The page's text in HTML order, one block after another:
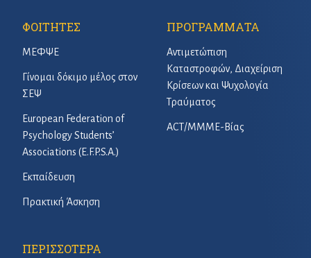
ΦΟΙΤΗΤΕΣ
ΜΕΦΨΕ
Γίνομαι δόκιμο μέλος στον
ΣΕΨ
European Federation of
Psychology Students’
Associations (E.F.P.S.A.)
Εκπαίδευση
Πρακτική Άσκηση
ΠΡΟΓΡΑΜΜΑΤΑ
Αντιμετώπιση
Καταστροφών, Διαχείριση
Κρίσεων και Ψυχολογία
Τραύματος
ACT/ΜΜΜΕ-Βίας
ΠΕΡΙΣΣΟΤΕΡΑ